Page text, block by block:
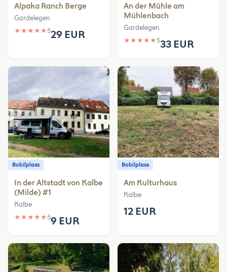
Alpaka Ranch Berge
Gardelegen
★ ★ ★ ★ ★529 EUR
An der Mühle am
Mühlenbach
Gardelegen
★ ★ ★ ★ ★533 EUR
Bobilplass
In der Altstadt von Kalbe
(Milde) #1
Kalbe
★ ★ ★ ★ ★59 EUR
Bobilplass
Am Kulturhaus
Kalbe
12 EUR